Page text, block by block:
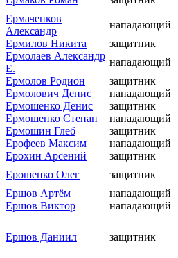
Ермаченков
Александр
нападающий
Ермилов Никита
защитник
Ермолаев Александр
Е.
нападающий
Ермолов Родион
защитник
Ермолович Денис
нападающий
Ермошенко Денис
защитник
Ермошенко Степан
нападающий
Ермошин Глеб
защитник
Ерофеев Максим
нападающий
Ерохин Арсений
защитник
Ерошенко Олег
защитник
Ершов Артём
нападающий
Ершов Виктор
нападающий
Ершов Даниил защитник